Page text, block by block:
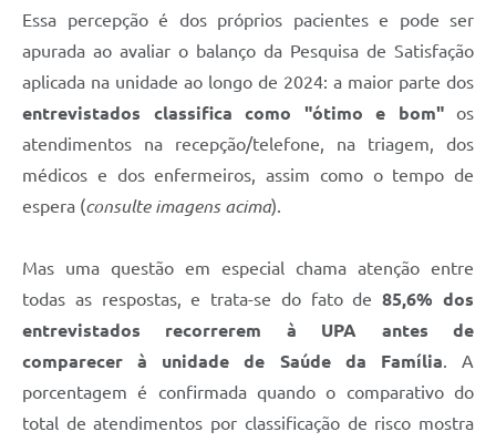
Essa percepção é dos próprios pacientes e pode ser
apurada ao avaliar o balanço da Pesquisa de Satisfação
aplicada na unidade ao longo de 2024: a maior parte dos
entrevistados classifica como "ótimo e bom" os
atendimentos na recepção/telefone, na triagem, dos
médicos e dos enfermeiros, assim como o tempo de
espera (consulte imagens acima).
Mas uma questão em especial chama atenção entre
todas as respostas, e trata-se do fato de85,6% dos
entrevistados recorrerem à UPA antes de
comparecer à unidade de Saúde da Família . A
porcentagem é confirmada quando o comparativo do
total de atendimentos por classificação de risco mostra